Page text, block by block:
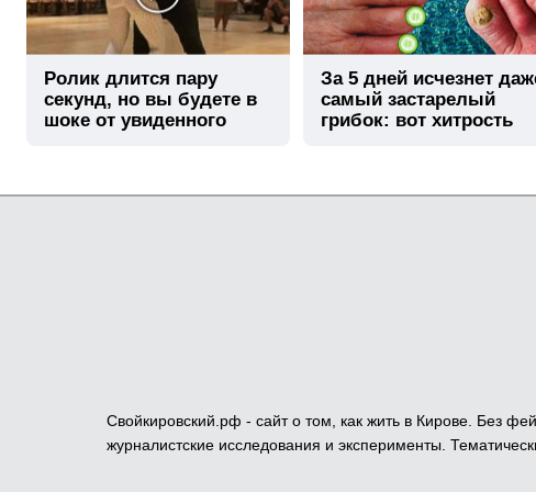
Ролик длится пару
секунд, но вы будете в
шоке от увиденного
За 5 дней исчезнет
самый застарелый
грибок: вот хитрость
Свойкировский.рф - сайт о том, как жить в Кирове. Без
журналистские исследования и эксперименты.